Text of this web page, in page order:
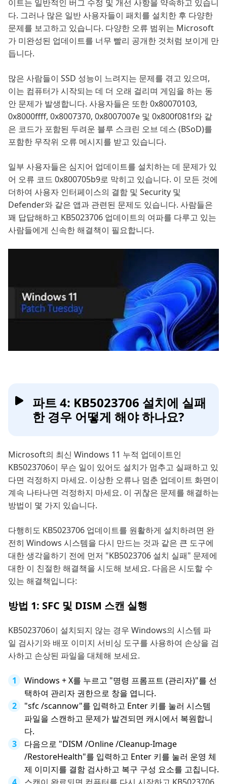
이트는 일반적인 버그 수정 및 개선 사항을 약속하고 있습니
다. 그러나 많은 일반 사용자들이 패치를 설치한 후 다양한
문제를 보고하고 있습니다. 다양한 오류 범위는 Microsoft
가 미완성된 업데이트를 너무 빨리 공개한 것처럼 보이게 만
듭니다.
많은 사람들이 SSD 성능이 느려지는 문제를 겪고 있으며,
이는 컴퓨터가 시작되는 데 더 오래 걸리며 게임을 하는 동
안 문제가 발생합니다. 사용자들은 또한 0x80070103,
0x8000ffff, 0x8007370, 0x8007007e 및 0x800f081f와 같
은 코드가 포함된 두려운 블루 스크린 오브 데스 (BSoD)를
포함한 무작위 오류 메시지를 받고 있습니다.
일부 사용자들은 심지어 업데이트를 설치하는 데 문제가 있
어 오류 코드 0x800705b9로 막히고 있습니다. 이 모든 것에
더하여 사용자 인터페이스의 결함 및 Security 및
Defender와 같은 앱과 관련된 문제도 있습니다. 사람들은
꽤 답답해하고 KB5023706 업데이트의 여파를 다루고 있는
사람들에게 신속한 해결책이 필요합니다.
파트 4: KB5023706 설치에 실패
한 경우 어떻게 해야 하나요?
Microsoft의 최신 Windows 11 누적 업데이트인
KB5023706이 무슨 일이 있어도 설치가 멈추고 실패하고 있
다면 걱정하지 마세요. 이상한 오류나 멈춘 업데이트 화면이
계속 나타나면 걱정하지 마세요. 이 귀찮은 문제를 해결하는
방법이 몇 가지 있습니다.
다행히도 KB5023706 업데이트를 원활하게 설치하려면 완
전히 Windows 시스템을 다시 만드는 것과 같은 큰 도구에
대한 생각을하기 전에 먼저 "KB5023706 설치 실패" 문제에
대한 이 친절한 해결책을 시도해 보세요. 다음은 시도할 수
있는 해결책입니다:
방법 1: SFC 및 DISM 스캔 실행
KB5023706이 설치되지 않는 경우 Windows의 시스템 파
일 검사기와 배포 이미지 서비싱 도구를 사용하여 손상을 검
사하고 손상된 파일을 대체해 보세요.
Windows + X를 누르고 "명령 프롬프트 (관리자)"를 선
택하여 관리자 권한으로 창을 엽니다.
"sfc /scannow"를 입력하고 Enter 키를 눌러 시스템
파일을 스캔하고 문제가 발견되면 캐시에서 복원합니
다.
다음으로 "DISM /Online /Cleanup-Image
/RestoreHealth"를 입력하고 Enter 키를 눌러 운영 체
제 이미지를 결함 검사하고 복구 구성 요소를 고칩니다.